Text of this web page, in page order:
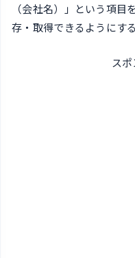
（会社名）」という項
存・取得できるようにす
ス